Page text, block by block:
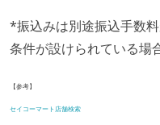
*振込みは別途振込手数
条件が設けられている場
【参考】
セイコーマート店舗検索